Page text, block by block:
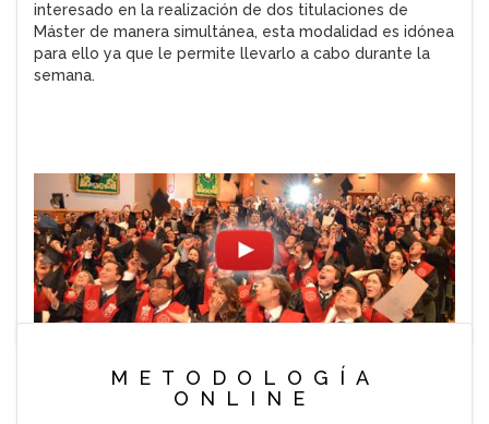
interesado en la realización de dos titulaciones de
Máster de manera simultánea, esta modalidad es idónea
para ello ya que le permite llevarlo a cabo durante la
semana.
METODOLOGÍA
ONLINE